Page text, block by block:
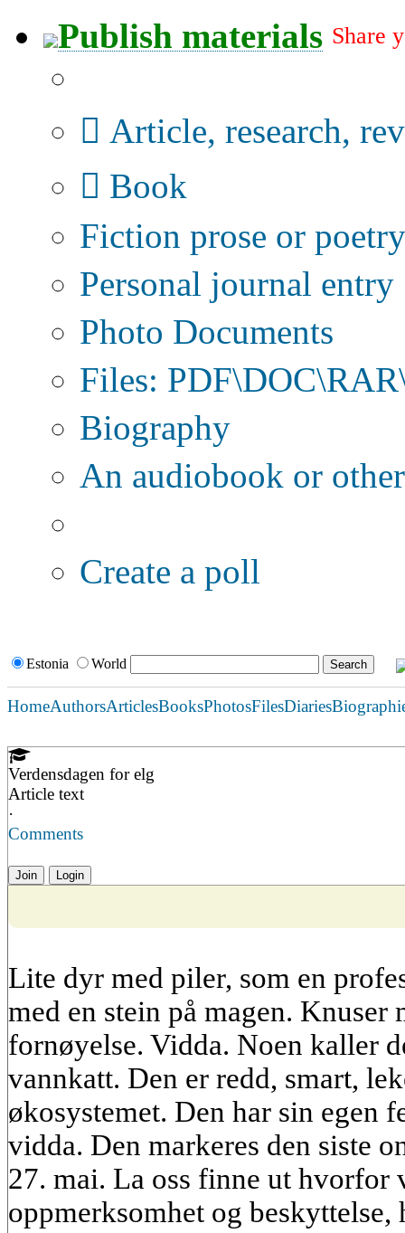
Publish materials Share
Article, research,
Book
Fiction prose or poetry
Personal journal entry
Photo Documents
Files:
Biography
An audiobook or
Create a poll
Estonia World
HomeAuthorsArticlesBooksPhotosFilesDiaries
Verdensdagen for elg
Article text
·
Comments
Join Login
Lite dyr med piler, som en
med en stein på magen. Knuser
fornøyelse. Vidda. Noen kaller
vannkatt. Den er redd, smart,
økosystemet. Den har sin egen
vidda. Den markeres den siste
27. mai. La oss finne ut hvorfor
oppmerksomhet og